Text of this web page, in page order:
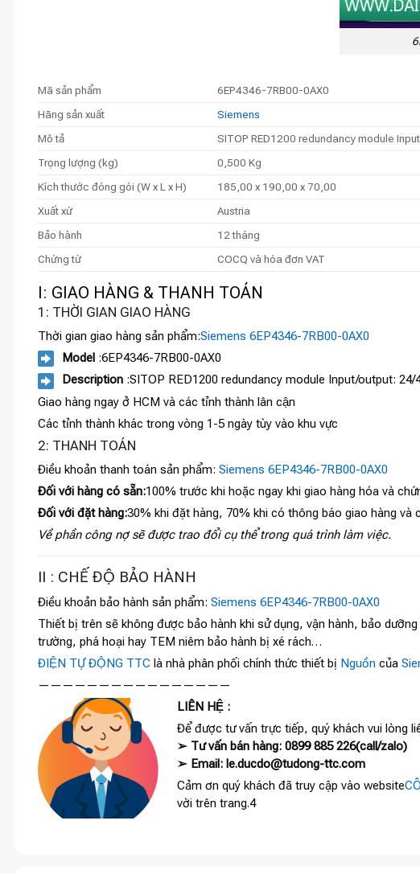
Mã sản phẩm
6EP4346-7RB00-0AX0
Hãng sản xuất
Siemens
Mô tả
SITOP RED1200 redundancy module
Trọng lượng (kg)
0,500 Kg
Kích thước đóng gói (W x L x H)
185,00 x 190,00 x 70,00
Xuất xứ
Austria
Bảo hành
12 tháng
Chứng từ
COCQ và hóa đơn VAT
I: GIAO HÀNG & THANH TOÁN
1: THỜI GIAN GIAO HÀNG
Thời gian giao hàng sản phẩm:Siemens 6EP4346-7RB00-0AX0
Model :6EP4346-7RB00-0AX0
Description :SITOP RED1200 redundancy module Input/output:
Giao hàng ngay ở HCM và các tỉnh thành lân cận
Các tỉnh thành khác trong vòng 1-5 ngày tùy vào khu vực
2: THANH TOÁN
Điều khoản thanh toán sản phẩm: Siemens 6EP4346-7RB00-0AX0
Đối với hàng có sẵn:100% trước khi hoặc ngay khi giao hàng hóa và
Đối với đặt hàng:30% khi đặt hàng, 70% khi có thông báo giao hàng và
Về phần công nợ sẽ được trao đổi cụ thể trong quá trình làm việc.
II : CHẾ ĐỘ BẢO HÀNH
Điều khoản bảo hành sản phẩm: Siemens 6EP4346-7RB00-0AX0
Thiết bị trên sẽ không được bảo hành khi sử dụng, vận hành, bảo
trường, phá hoại hay TEM niêm bảo hành bị xé rách…
ĐIỆN TỰ ĐỘNG TTC là nhà phân phối chính thức thiết bị Nguồn của
————————————————
LIÊN HỆ :
Để được tư vấn trực tiếp, quý khách vui lòng
➢ Tư vấn bán hàng: 0899 885 226(call/zalo)
➢ Email: le.ducdo@tudong-ttc.com
Cảm ơn quý khách đã truy cập vào website
vời trên trang.4